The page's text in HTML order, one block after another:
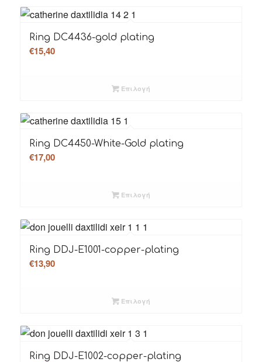
Ring DC4436-gold plating
€15,40
Επιλογή
Ring DC4450-White-Gold plating
€17,00
Επιλογή
Ring DDJ-E1001-copper-plating
€13,90
Επιλογή
Ring DDJ-E1002-copper-plating